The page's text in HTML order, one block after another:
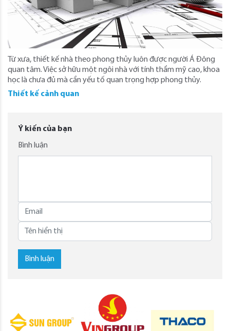
Từ xưa, thiết kế nhà theo phong thủy luôn được người Á Đông
quan tâm. Việc sở hữu một ngôi nhà với tính thẩm mỹ cao, khoa
học là chưa đủ mà cần yếu tố quan trọng hợp phong thủy.
Thiết kế cảnh quan
Ý kiến của bạn
Bình luận
Bình luận